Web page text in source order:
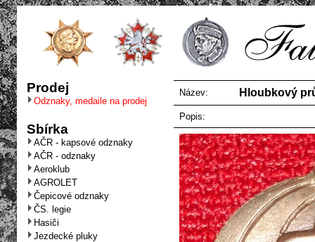
Prodej
Odznaky, medaile na prodej
Sbírka
AČR - kapsové odznaky
AČR - odznaky
Aeroklub
AGROLET
Čepicové odznaky
ČS. legie
Hasiči
Jezdecké pluky
Název: Hloubkový
Popis: